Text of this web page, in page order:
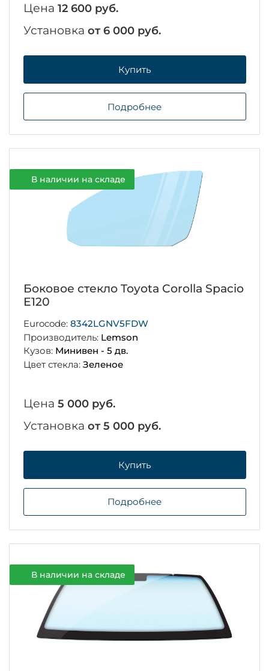
Цена 12 600 руб.
Установка от 6 000 руб.
Купить
Подробнее
В наличии на складе
Боковое стекло Toyota Corolla Spacio
E120
Eurocode: 8342LGNV5FDW
Производитель: Lemson
Кузов: Минивен - 5 дв.
Цвет стекла: Зеленое
Цена 5 000 руб.
Установка от 5 000 руб.
Купить
Подробнее
В наличии на складе